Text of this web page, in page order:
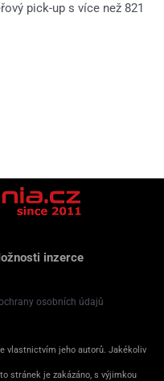
pick-up s více než 821
inzerce
osobních údajů
vlastnictvím jeho autorů. Jakékoliv
stránek je zakázáno, s výjimkou